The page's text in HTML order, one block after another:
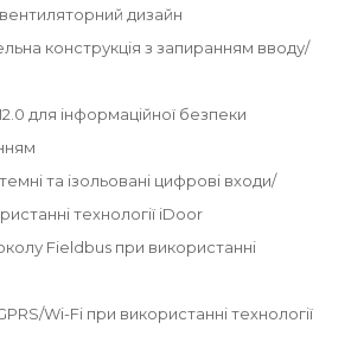
дизайн
конструкція з запиранням вводу/
для інформаційної безпеки
та ізольовані цифрові входи/
технології iDoor
Fieldbus при використанні
Wi-Fi при використанні технології